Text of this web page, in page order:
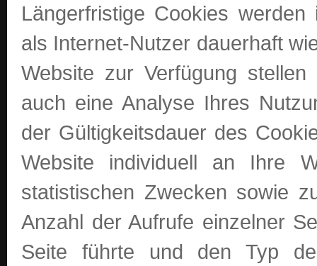
Längerfristige Cookies
als Internet-Nutzer dauerhaft
Website zur Verfügung
auch eine Analyse Ihres
der Gültigkeitsdauer des
Website individuell an Ihre
statistischen Zwecken sowie
Anzahl der Aufrufe einzelner
Seite führte und den Typ